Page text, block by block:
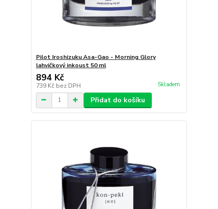
Pilot Iroshizuku Asa-Gao - Morning Glory
lahvičkový inkoust 50 ml
894 Kč
739 Kč bez DPH Skladem
Přidat do košíku